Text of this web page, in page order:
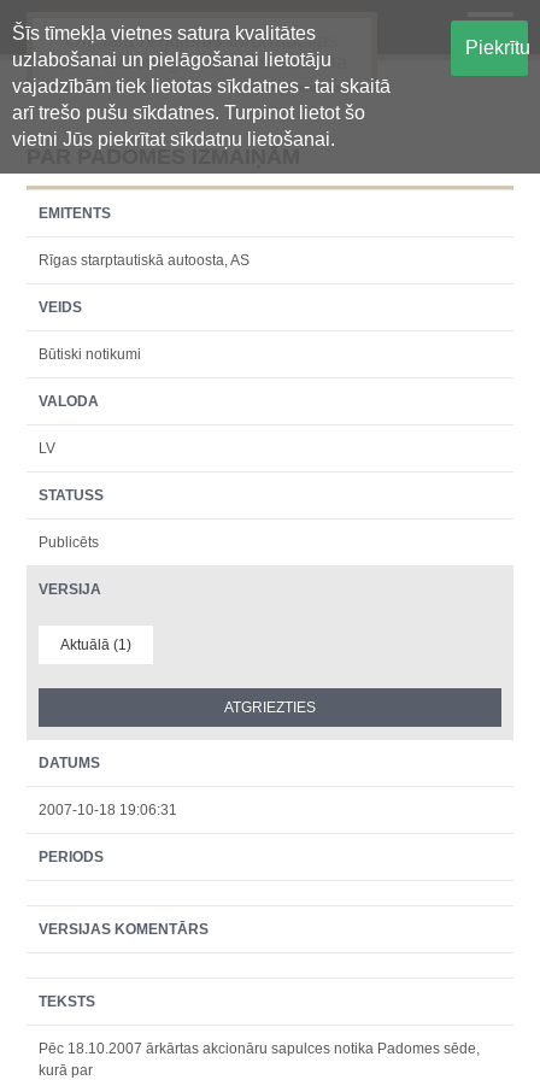
Šīs tīmekļa vietnes satura kvalitātes
uzlabošanai un pielāgošanai lietotāju
vajadzībām tiek lietotas sīkdatnes - tai skaitā
arī trešo pušu sīkdatnes. Turpinot lietot šo
vietni Jūs piekrītat sīkdatņu lietošanai.
Piekrītu
Oficiālā regulētās informācijas
centralizētā glabāšanas sistēma
PAR PADOMES IZMAIŅĀM
EMITENTS
Rīgas starptautiskā autoosta, AS
VEIDS
Būtiski notikumi
VALODA
LV
STATUSS
Publicēts
VERSIJA
Aktuālā (1)
DATUMS
2007-10-18 19:06:31
PERIODS
VERSIJAS KOMENTĀRS
TEKSTS
Pēc 18.10.2007 ārkārtas akcionāru sapulces notika Padomes sēde,
kurā par